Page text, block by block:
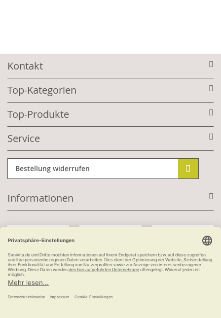
Kontakt
Top-Kategorien
Top-Produkte
Service
Bestellung widerrufen
Informationen
Kauf auf Rechnung